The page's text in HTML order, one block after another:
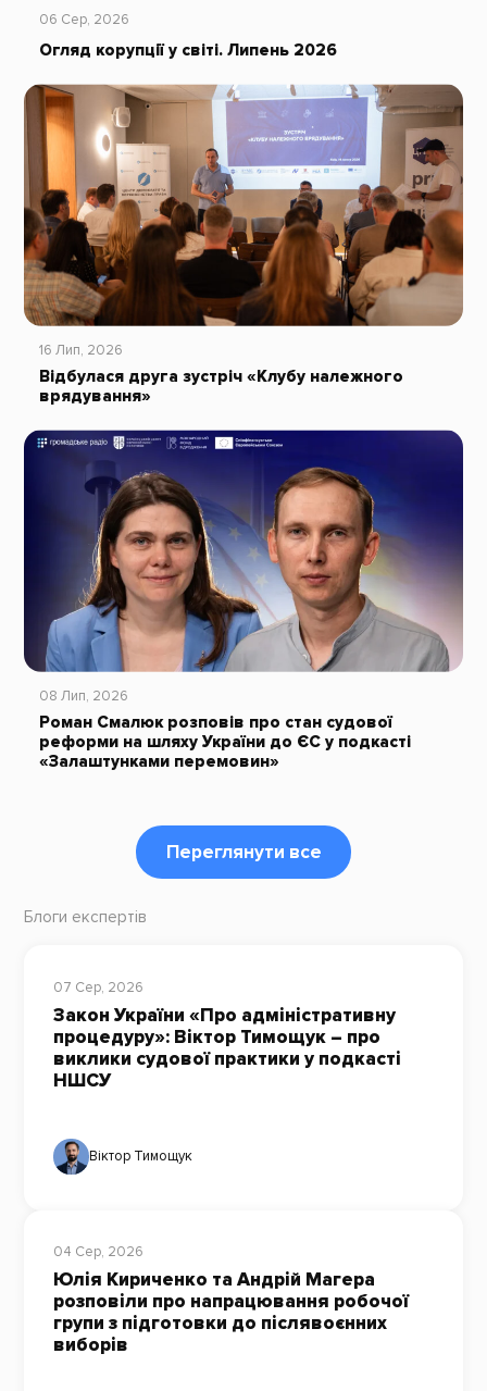
06 Сер, 2026
Огляд корупції у світі. Липень 2026
16 Лип, 2026
Відбулася друга зустріч «Клубу належного
врядування»
08 Лип, 2026
Роман Смалюк розповів про стан судової
реформи на шляху України до ЄС у подкасті
«Залаштунками перемовин»
Переглянути все
Блоги експертів
07 Сер, 2026
Закон України «Про адміністративну
процедуру»: Віктор Тимощук – про
виклики судової практики у подкасті
НШСУ
Віктор Тимощук
04 Сер, 2026
Юлія Кириченко та Андрій Магера
розповіли про напрацювання робочої
групи з підготовки до післявоєнних
виборів